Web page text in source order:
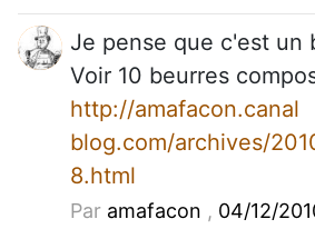
Je pense que c'est un
Voir 10 beurres
http://amafacon.canal
blog.com/archives/
8.html
Par amafacon , 04/12/